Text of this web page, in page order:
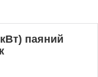
паяний